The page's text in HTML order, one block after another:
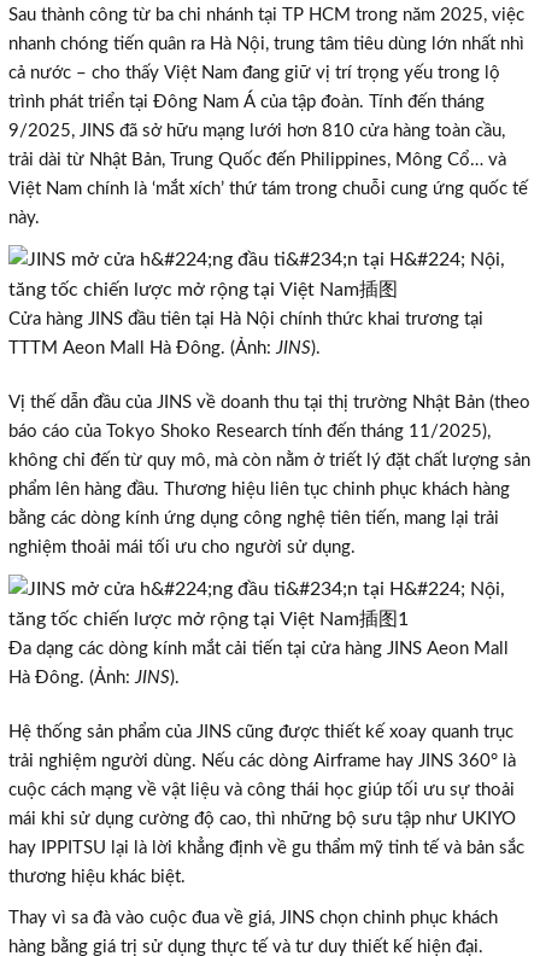
Sau thành công từ ba chi nhánh tại TP HCM trong năm 2025, việc
nhanh chóng tiến quân ra Hà Nội, trung tâm tiêu dùng lớn nhất nhì
cả nước – cho thấy Việt Nam đang giữ vị trí trọng yếu trong lộ
trình phát triển tại Đông Nam Á của tập đoàn. Tính đến tháng
9/2025, JINS đã sở hữu mạng lưới hơn 810 cửa hàng toàn cầu,
trải dài từ Nhật Bản, Trung Quốc đến Philippines, Mông Cổ… và
Việt Nam chính là ‘mắt xích’ thứ tám trong chuỗi cung ứng quốc tế
này.
Cửa hàng JINS đầu tiên tại Hà Nội chính thức khai trương tại
TTTM Aeon Mall Hà Đông. (Ảnh:JINS).
Vị thế dẫn đầu của JINS về doanh thu tại thị trường Nhật Bản (theo
báo cáo của Tokyo Shoko Research tính đến tháng 11/2025),
không chỉ đến từ quy mô, mà còn nằm ở triết lý đặt chất lượng sản
phẩm lên hàng đầu. Thương hiệu liên tục chinh phục khách hàng
bằng các dòng kính ứng dụng công nghệ tiên tiến, mang lại trải
nghiệm thoải mái tối ưu cho người sử dụng.
Đa dạng các dòng kính mắt cải tiến tại cửa hàng JINS Aeon Mall
Hà Đông. (Ảnh: JINS).
Hệ thống sản phẩm của JINS cũng được thiết kế xoay quanh trục
trải nghiệm người dùng. Nếu các dòng Airframe hay JINS 360° là
cuộc cách mạng về vật liệu và công thái học giúp tối ưu sự thoải
mái khi sử dụng cường độ cao, thì những bộ sưu tập như UKIYO
hay IPPITSU lại là lời khẳng định về gu thẩm mỹ tinh tế và bản sắc
thương hiệu khác biệt.
Thay vì sa đà vào cuộc đua về giá, JINS chọn chinh phục khách
hàng bằng giá trị sử dụng thực tế và tư duy thiết kế hiện đại.